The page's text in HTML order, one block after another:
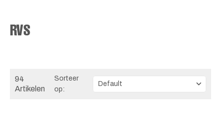
RVS
94
Artikelen
Sorteer
op: